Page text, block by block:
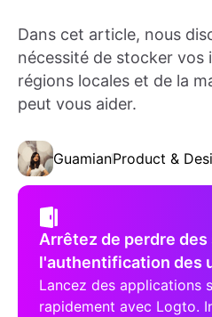
Dans cet article, nous
nécessité de stocker vos
régions locales et de la
peut vous aider.
GuamianProduct &
Arrêtez de perdre
l'authentification des
Lancez des applications
rapidement avec Logto.